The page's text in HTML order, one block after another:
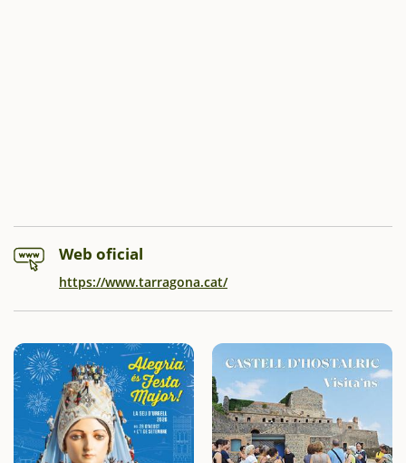
Web oficial
https://www.tarragona.cat/